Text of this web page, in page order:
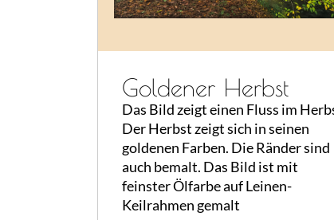
Goldener Herbst
Das Bild zeigt einen Fluss im
Der Herbst zeigt sich in seinen
goldenen Farben. Die Ränder sind
auch bemalt. Das Bild ist mit
feinster Ölfarbe auf Leinen-
Keilrahmen gemalt